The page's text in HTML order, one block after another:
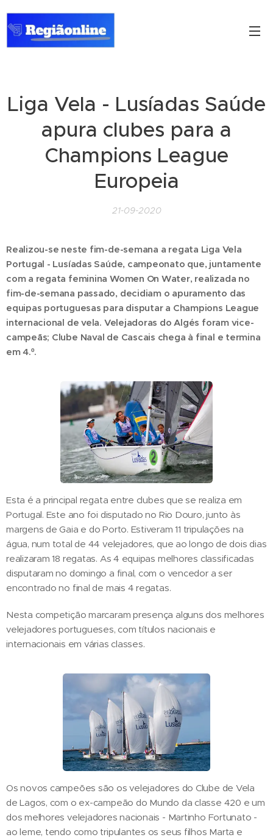
Liga Vela - Lusíadas Saúde
apura clubes para a
Champions League
Europeia
21-09-2020
Realizou-se neste fim-de-semana a regata Liga Vela
Portugal - Lusíadas Saúde, campeonato que, juntamente
com a regata feminina Women On Water, realizada no
fim-de-semana passado, decidiam o apuramento das
equipas portuguesas para disputar a Champions League
internacional de vela. Velejadoras do Algés foram vice-
campeãs; Clube Naval de Cascais chega à final e termina
em 4.º.
Esta é a principal regata entre clubes que se realiza em
Portugal. Este ano foi disputado no Rio Douro, junto às
margens de Gaia e do Porto. Estiveram 11 tripulações na
água, num total de 44 velejadores, que ao longo de dois dias
realizaram 18 regatas. As 4 equipas melhores classificadas
disputaram no domingo a final, com o vencedor a ser
encontrado no final de mais 4 regatas.
Nesta competição marcaram presença alguns dos melhores
velejadores portugueses, com títulos nacionais e
internacionais em várias classes.
Os novos campeões são os velejadores do Clube de Vela
de Lagos, com o ex-campeão do Mundo da classe 420 e um
dos melhores velejadores nacionais - Martinho Fortunato -
ao leme, tendo como tripulantes os seus filhos Marta e